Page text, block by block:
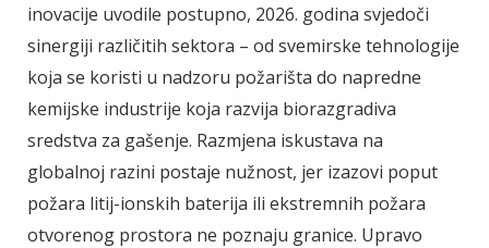
inovacije uvodile postupno, 2026. godina svjedoči
sinergiji različitih sektora – od svemirske tehnologije
koja se koristi u nadzoru požarišta do napredne
kemijske industrije koja razvija biorazgradiva
sredstva za gašenje. Razmjena iskustava na
globalnoj razini postaje nužnost, jer izazovi poput
požara litij-ionskih baterija ili ekstremnih požara
otvorenog prostora ne poznaju granice. Upravo